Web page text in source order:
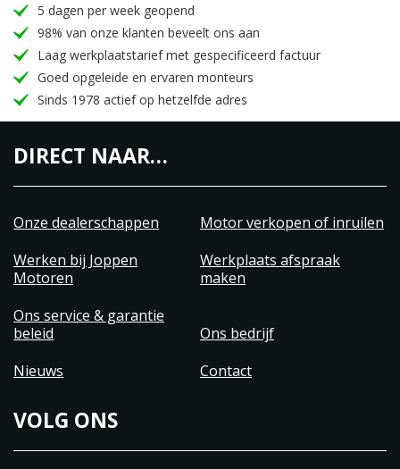
5 dagen per week geopend
98% van onze klanten beveelt ons aan
Laag werkplaatstarief met gespecificeerd factuur
Goed opgeleide en ervaren monteurs
Sinds 1978 actief op hetzelfde adres
DIRECT NAAR…
Onze dealerschappen
Motor verkopen of inruilen
Werken bij Joppen
Motoren
Werkplaats afspraak
maken
Ons service & garantie
beleid
Ons bedrijf
Nieuws
Contact
VOLG ONS